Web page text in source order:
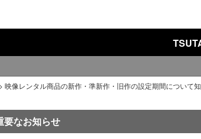
> 映像レンタル商品の新作・準新作・旧作の設定期間について
要なお知らせ